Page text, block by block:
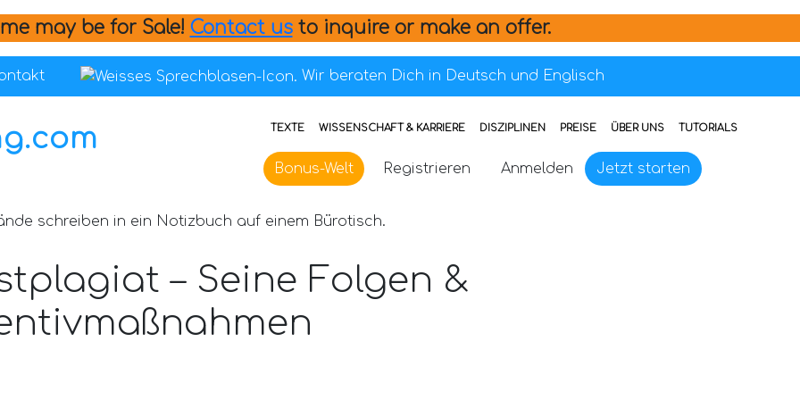
may be for Sale! Contact usto inquire or make an offer.
Wir beraten Dich in Deutsch und Englisch
TEXTE WISSENSCHAFT & KARRIERE DISZIPLINEN PREISE ÜBER UNS TUTORIALS
Bonus-Welt Registrieren Anmelden Jetzt starten
– Seine Folgen &